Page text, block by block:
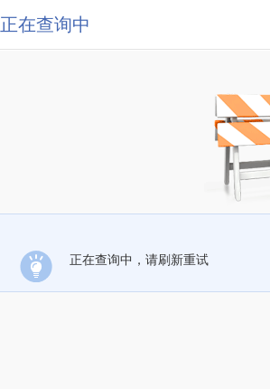
正在查询中
正在查询中，请刷新重试